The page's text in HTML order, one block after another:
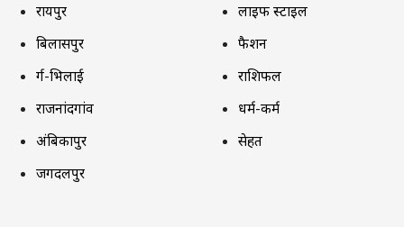
रायपुर
बिलासपुर
दुर्ग-भिलाई
राजनांदगांव
अंबिकापुर
जगदलपुर
लाइफ स्टाइल
फैशन
राशिफल
धर्म-कर्म
सेहत